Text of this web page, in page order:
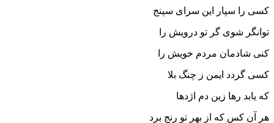
کسى را سپار این سراى سپنج‏
توانگر شوى گر تو درویش را
کنى شادمان مردم خویش را
کسى گردد ایمن ز چنگ بلا
که یابد رها زین دم اژدها
هر آن کس که از بهر تو رنج برد